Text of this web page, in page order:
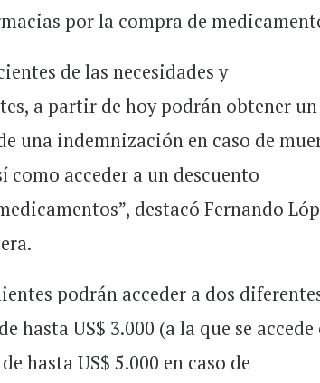
por la compra de
de las necesidades y
a partir de hoy podrán obtener un
una indemnización en caso de
como acceder a un descuento
destacó Fernando
podrán acceder a dos
hasta US$ 3.000 (a la que se accede
hasta US$ 5.000 en caso de